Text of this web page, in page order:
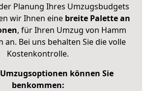
Planung Ihres Umzugsbudgets
wir Ihnen eine breite Palette an
, für Ihren Umzug von Hamm
an. Bei uns behalten Sie die volle
Kostenkontrolle.
können Sie
benkommen: